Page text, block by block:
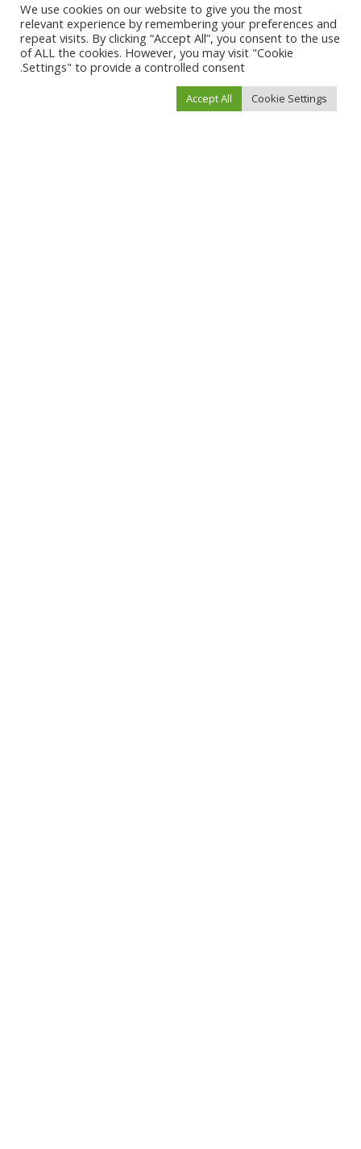
We use cookies on our website to give you the most
relevant experience by remembering your preferences and
repeat visits. By clicking “Accept All”, you consent to the use
of ALL the cookies. However, you may visit "Cookie
Settings" to provide a controlled consent.
Cookie Settings
Accept All